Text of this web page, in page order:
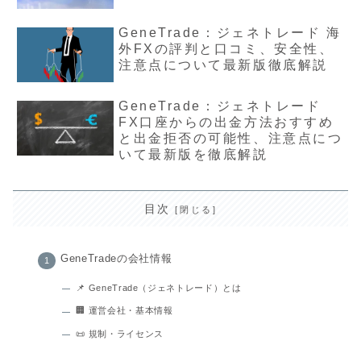
GeneTrade：ジェネトレード 海
外FXの評判と口コミ、安全性、
注意点について最新版徹底解説
GeneTrade：ジェネトレード
FX口座からの出金方法おすすめ
と出金拒否の可能性、注意点につ
いて最新版を徹底解説
目次
GeneTradeの会社情報
📌 GeneTrade（ジェネトレード）とは
🏢 運営会社・基本情報
📜 規制・ライセンス